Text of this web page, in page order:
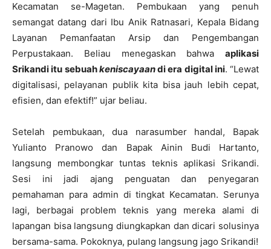
Kecamatan se-Magetan. Pembukaan yang penuh
semangat datang dari Ibu Anik Ratnasari, Kepala Bidang
Layanan Pemanfaatan Arsip dan Pengembangan
Perpustakaan. Beliau menegaskan bahwa aplikasi
Srikandi itu sebuahkeniscayaandi era digital ini. “Lewat
digitalisasi, pelayanan publik kita bisa jauh lebih cepat,
efisien, dan efektif!” ujar beliau.
Setelah pembukaan, dua narasumber handal, Bapak
Yulianto Pranowo dan Bapak Ainin Budi Hartanto,
langsung membongkar tuntas teknis aplikasi Srikandi.
Sesi ini jadi ajang penguatan dan penyegaran
pemahaman para admin di tingkat Kecamatan. Serunya
lagi, berbagai problem teknis yang mereka alami di
lapangan bisa langsung diungkapkan dan dicari solusinya
bersama-sama. Pokoknya, pulang langsung jago Srikandi!